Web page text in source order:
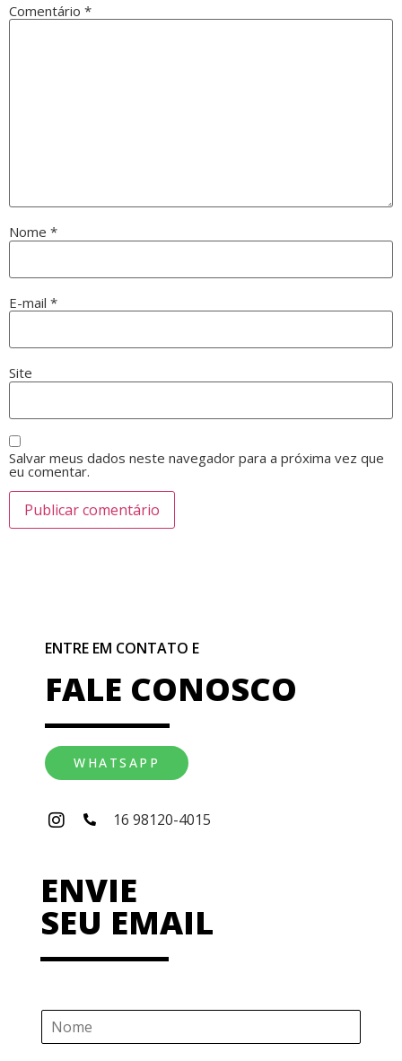
Comentário *
Nome *
E-mail *
Site
Salvar meus dados neste navegador para a próxima vez que
eu comentar.
ENTRE EM CONTATO E
FALE CONOSCO
WHATSAPP
16 98120-4015
ENVIE
SEU EMAIL
N